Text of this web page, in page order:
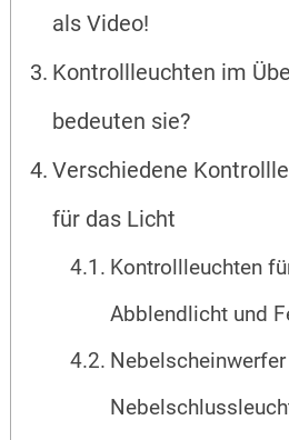
als Video!
Kontrollleuchten im
bedeuten sie?
Verschiedene
für das Licht
Kontrollleuchten
Abblendlicht und
Nebelscheinwerfer